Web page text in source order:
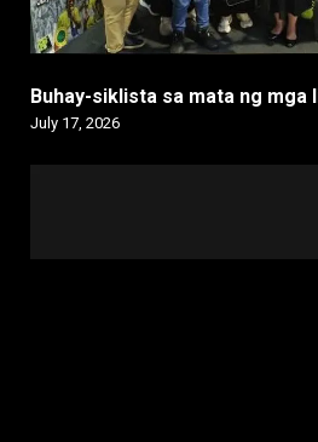
Buhay-siklista sa mata ng
July 17, 2026